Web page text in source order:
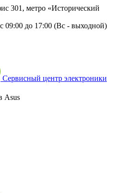
301, метро «Исторический
09:00 до 17:00 (Вс - выходной)
Сервисный центр электроники
Asus